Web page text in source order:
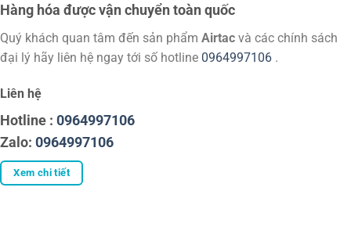
Hàng hóa được vận chuyển toàn quốc
Quý khách quan tâm đến sản phẩm Airtac và các chính sách
đại lý hãy liên hệ ngay tới số hotline 0964997106 .
Liên hệ
Hotline : 0964997106
Zalo: 0964997106
Xem chi tiết